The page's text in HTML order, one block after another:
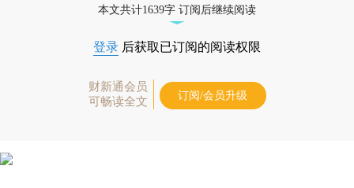
本文共计1639字 订阅后继续阅读
登录 后获取已订阅的阅读权限
财新通会员
可畅读全文
订阅/会员升级